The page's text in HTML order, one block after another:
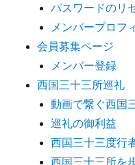
パスワードのリ
メンバープロフ
会員募集ページ
メンバー登録
西国三十三所巡礼
動画で繋ぐ西国
巡礼の御利益
西国三十三度行
西国三十三所を